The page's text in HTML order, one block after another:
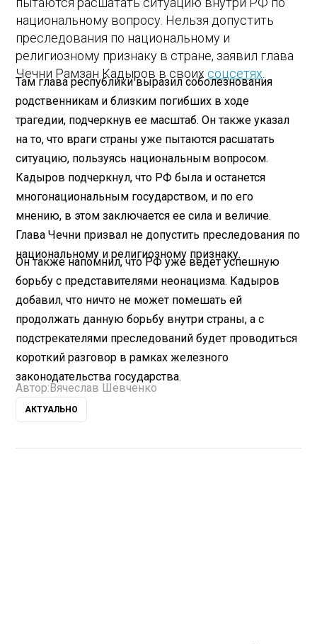
национальному вопросу. Нельзя допустить
преследования по национальному и
религиозному признаку в стране, заявил глава
Чечни Рамзан Кадыров в своих соцсетях
Там глава республики выразил соболезнования
родственникам и близким погибших в ходе
трагедии, подчеркнув ее масштаб. Он также указал
на то, что враги страны уже пытаются расшатать
ситуацию, пользуясь национальным вопросом.
Кадыров подчеркнул, что РФ была и останется
многонациональным государством, и по его
мнению, в этом заключается ее сила и величие.
Глава Чечни призвал не допустить преследования по
национальному и религиозному признаку.
Он также напомнил, что РФ уже ведет успешную
борьбу с представителями неонацизма. Кадыров
добавил, что ничто не может помешать ей
продолжать данную борьбу внутри страны, а с
подстрекателями преследований будет проводиться
короткий разговор в рамках железного
законодательства государства.
Автор: Вячеслав Шевченко
АКТУАЛЬНО